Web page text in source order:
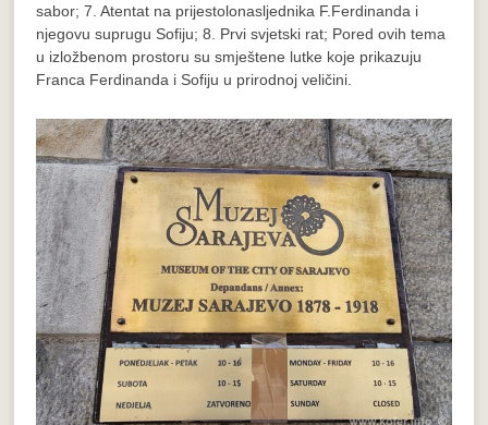
sabor; 7. Atentat na prijestolonasljednika F.Ferdinanda i
njegovu suprugu Sofiju; 8. Prvi svjetski rat; Pored ovih tema
u izložbenom prostoru su smještene lutke koje prikazuju
Franca Ferdinanda i Sofiju u prirodnoj veličini.